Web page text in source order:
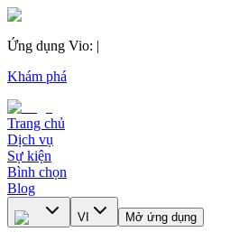
Ứng dụng Vio: |
Khám phá
Trang chủ
Dịch vụ
Sự kiện
Bình chọn
Blog
VI Mở ứng dụng